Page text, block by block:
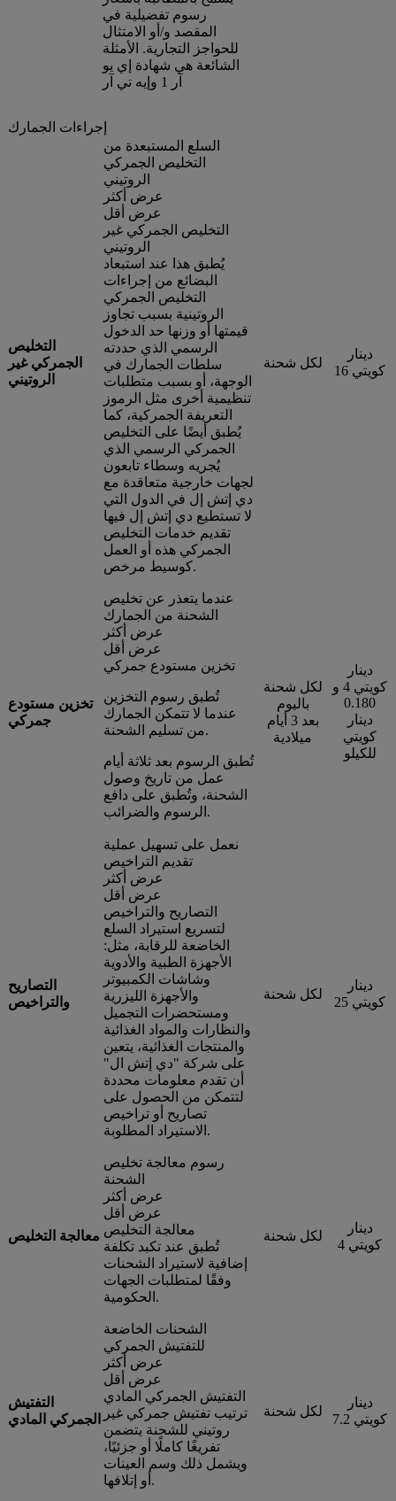
رسوم تفضيلية في
المقصد و/أو الامتثال
للحواجز التجارية. الأمثلة
الشائعة هي شهادة إي يو
آر 1 وإيه تي آر
إجراءات الجمارك
التخليص
الجمركي غير
الروتيني
السلع المستبعدة من
التخليص الجمركي
الروتيني
عرض أكثر
عرض أقل
التخليص الجمركي غير
الروتيني
يُطبق هذا عند استبعاد
البضائع من إجراءات
التخليص الجمركي
الروتينية بسبب تجاوز
قيمتها أو وزنها حد الدخول
الرسمي الذي حددته
سلطات الجمارك في
الوجهة، أو بسبب متطلبات
تنظيمية أخرى مثل الرموز
التعريفة الجمركية، كما
يُطبق أيضًا على التخليص
الجمركي الرسمي الذي
يُجريه وسطاء تابعون
لجهات خارجية متعاقدة مع
دي إتش إل في الدول التي
لا تستطيع دي إتش إل فيها
تقديم خدمات التخليص
الجمركي هذه أو العمل
كوسيط مرخص.
لكل شحنة
دينار
كويتي 16
تخزين مستودع
جمركي
عندما يتعذر عن تخليص
الشحنة من الجمارك
عرض أكثر
عرض أقل
تخزين مستودع جمركي
تُطبق رسوم التخزين
عندما لا تتمكن الجمارك
من تسليم الشحنة.
تُطبق الرسوم بعد ثلاثة أيام
عمل من تاريخ وصول
الشحنة، وتُطبق على دافع
الرسوم والضرائب.
لكل شحنة
باليوم
بعد 3 أيام
ميلادية
دينار
كويتي 4 و
0.180
دينار
كويتي
للكيلو
التصاريح
والتراخيص
نعمل على تسهيل عملية
تقديم التراخيص
عرض أكثر
عرض أقل
التصاريح والتراخيص
لتسريع استيراد السلع
الخاضعة للرقابة، مثل:
الأجهزة الطبية والأدوية
وشاشات الكمبيوتر
والأجهزة الليزرية
ومستحضرات التجميل
والنظارات والمواد الغذائية
والمنتجات الغذائية، يتعين
على شركة "دي إتش ال"
أن تقدم معلومات محددة
لتتمكن من الحصول على
تصاريح أو تراخيص
الاستيراد المطلوبة.
لكل شحنة
دينار
كويتي 25
معالجة التخليص
رسوم معالجة تخليص
الشحنة
عرض أكثر
عرض أقل
معالجة التخليص
تُطبق عند تكبد تكلفة
إضافية لاستيراد الشحنات
وفقًا لمتطلبات الجهات
الحكومية.
لكل شحنة
دينار
كويتي 4
التفتيش
الجمركي المادي
الشحنات الخاضعة
للتفتيش الجمركي
عرض أكثر
عرض أقل
التفتيش الجمركي المادي
ترتيب تفتيش جمركي غير
روتيني للشحنة يتضمن
تفريغًا كاملًا أو جزئيًا،
ويشمل ذلك وسم العينات
أو إتلافها.
لكل شحنة
دينار
كويتي 7.2